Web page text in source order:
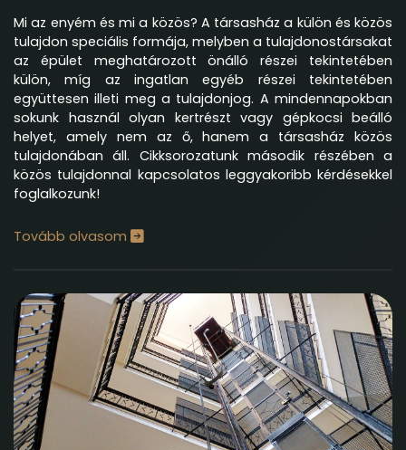
Mi az enyém és mi a közös? A társasház a külön és közös
tulajdon speciális formája, melyben a tulajdonostársakat
az épület meghatározott önálló részei tekintetében
külön, míg az ingatlan egyéb részei tekintetében
együttesen illeti meg a tulajdonjog. A mindennapokban
sokunk használ olyan kertrészt vagy gépkocsi beálló
helyet, amely nem az ő, hanem a társasház közös
tulajdonában áll. Cikksorozatunk második részében a
közös tulajdonnal kapcsolatos leggyakoribb kérdésekkel
foglalkozunk!
Tovább olvasom